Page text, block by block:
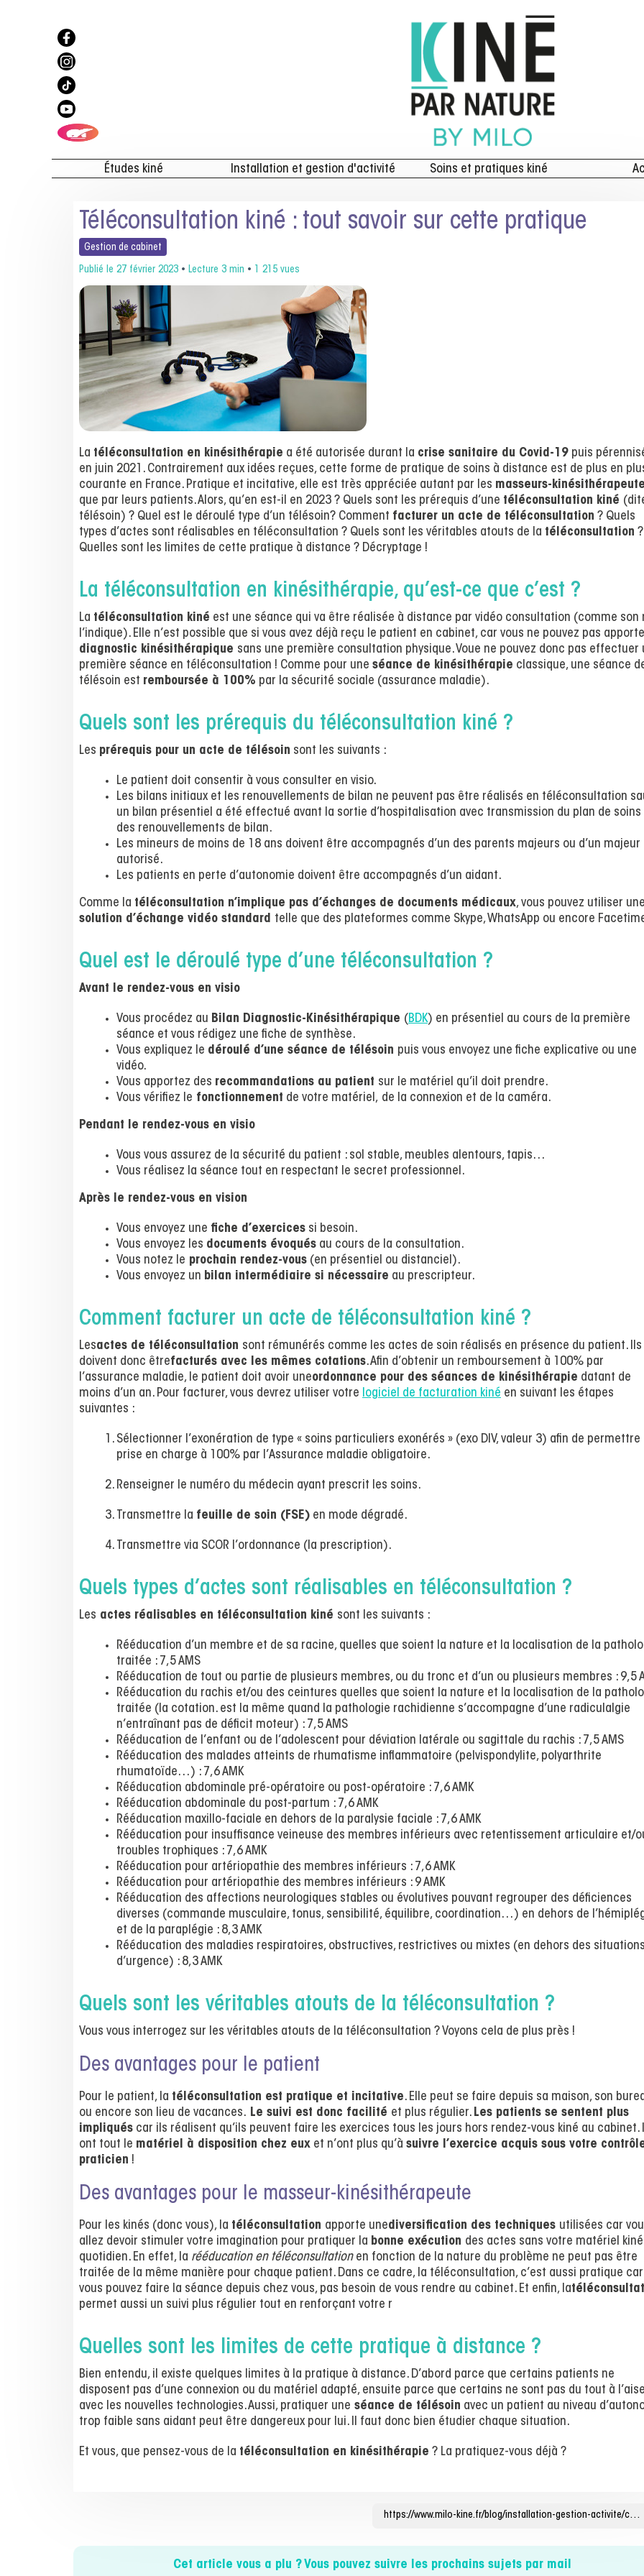
Études kiné Installation et gestion d'activité Soins et pratiques kiné
Téléconsultation kiné : tout savoir sur cette pratique
Gestion de cabinet
Publié le 27 février 2023 • Lecture 3 min • 1 215 vues
La téléconsultation en kinésithérapie a été autorisée durant la crise sanitaire du Covid-19 puis
en juin 2021. Contrairement aux idées reçues, cette forme de pratique de soins à distance est de plus en
courante en France. Pratique et incitative, elle est très appréciée autant par les masseurs-
que par leurs patients. Alors, qu’en est-il en 2023 ? Quels sont les prérequis d’une téléconsultation kiné
télésoin) ? Quel est le déroulé type d’un télésoin? Comment facturer un acte de téléconsultation ? Quels
types d’actes sont réalisables en téléconsultation ? Quels sont les véritables atouts de la téléconsultation ?
Quelles sont les limites de cette pratique à distance ? Décryptage !
La téléconsultation en kinésithérapie, qu’est-ce que c’est ?
La téléconsultation kiné est une séance qui va être réalisée à distance par vidéo consultation (comme son
l’indique). Elle n’est possible que si vous avez déjà reçu le patient en cabinet, car vous ne pouvez pas
diagnostic kinésithérapique sans une première consultation physique. Voue ne pouvez donc pas effectuer
première séance en téléconsultation ! Comme pour une séance de kinésithérapie classique, une séance
télésoin est remboursée à 100% par la sécurité sociale (assurance maladie).
Quels sont les prérequis du téléconsultation kiné ?
Les prérequis pour un acte de télésoin sont les suivants :
Le patient doit consentir à vous consulter en visio.
Les bilans initiaux et les renouvellements de bilan ne peuvent pas être réalisés en téléconsultation
un bilan présentiel a été effectué avant la sortie d’hospitalisation avec transmission du plan de soins
des renouvellements de bilan.
Les mineurs de moins de 18 ans doivent être accompagnés d’un des parents majeurs ou d’un majeur
autorisé.
Les patients en perte d’autonomie doivent être accompagnés d’un aidant.
Comme la téléconsultation n’implique pas d’échanges de documents médicaux, vous pouvez utiliser
solution d’échange vidéo standard telle que des plateformes comme Skype, WhatsApp ou encore
Quel est le déroulé type d’une téléconsultation ?
Avant le rendez-vous en visio
Vous procédez au Bilan Diagnostic-Kinésithérapique (BDK) en présentiel au cours de la première
séance et vous rédigez une fiche de synthèse.
Vous expliquez le déroulé d’une séance de télésoin puis vous envoyez une fiche explicative ou une
vidéo.
Vous apportez des recommandations au patient sur le matériel qu’il doit prendre.
Vous vérifiez le fonctionnement de votre matériel, de la connexion et de la caméra.
Pendant le rendez-vous en visio
Vous vous assurez de la sécurité du patient : sol stable, meubles alentours, tapis…
Vous réalisez la séance tout en respectant le secret professionnel.
Après le rendez-vous en vision
Vous envoyez une fiche d’exercices si besoin.
Vous envoyez les documents évoqués au cours de la consultation.
Vous notez le prochain rendez-vous (en présentiel ou distanciel).
Vous envoyez un bilan intermédiaire si nécessaire au prescripteur.
Comment facturer un acte de téléconsultation kiné ?
Lesactes de téléconsultation sont rémunérés comme les actes de soin réalisés en présence du patient. Ils
doivent donc êtrefacturés avec les mêmes cotations. Afin d’obtenir un remboursement à 100% par
l’assurance maladie, le patient doit avoir uneordonnance pour des séances de kinésithérapie datant de
moins d’un an. Pour facturer, vous devrez utiliser votre logiciel de facturation kiné en suivant les étapes
suivantes :
Sélectionner l’exonération de type « soins particuliers exonérés » (exo DIV, valeur 3) afin de permettre
prise en charge à 100% par l’Assurance maladie obligatoire.
Renseigner le numéro du médecin ayant prescrit les soins.
Transmettre la feuille de soin (FSE) en mode dégradé.
Transmettre via SCOR l’ordonnance (la prescription).
Quels types d’actes sont réalisables en téléconsultation ?
Les actes réalisables en téléconsultation kiné sont les suivants :
Rééducation d’un membre et de sa racine, quelles que soient la nature et la localisation de la
traitée : 7,5 AMS
Rééducation de tout ou partie de plusieurs membres, ou du tronc et d’un ou plusieurs membres : 9,5
Rééducation du rachis et/ou des ceintures quelles que soient la nature et la localisation de la
traitée (la cotation. est la même quand la pathologie rachidienne s’accompagne d’une radiculalgie
n’entraînant pas de déficit moteur) : 7,5 AMS
Rééducation de l’enfant ou de l’adolescent pour déviation latérale ou sagittale du rachis : 7,5 AMS
Rééducation des malades atteints de rhumatisme inflammatoire (pelvispondylite, polyarthrite
rhumatoïde…) : 7,6 AMK
Rééducation abdominale pré-opératoire ou post-opératoire : 7,6 AMK
Rééducation abdominale du post-partum : 7,6 AMK
Rééducation maxillo-faciale en dehors de la paralysie faciale : 7,6 AMK
Rééducation pour insuffisance veineuse des membres inférieurs avec retentissement articulaire et/
troubles trophiques : 7,6 AMK
Rééducation pour artériopathie des membres inférieurs : 7,6 AMK
Rééducation pour artériopathie des membres inférieurs : 9 AMK
Rééducation des affections neurologiques stables ou évolutives pouvant regrouper des déficiences
diverses (commande musculaire, tonus, sensibilité, équilibre, coordination…) en dehors de
et de la paraplégie : 8,3 AMK
Rééducation des maladies respiratoires, obstructives, restrictives ou mixtes (en dehors des
d’urgence) : 8,3 AMK
Quels sont les véritables atouts de la téléconsultation ?
Vous vous interrogez sur les véritables atouts de la téléconsultation ? Voyons cela de plus près !
Des avantages pour le patient
Pour le patient, la téléconsultation est pratique et incitative. Elle peut se faire depuis sa maison, son
ou encore son lieu de vacances. Le suivi est donc facilité et plus régulier. Les patients se sentent plus
impliqués car ils réalisent qu’ils peuvent faire les exercices tous les jours hors rendez-vous kiné au cabinet.
ont tout le matériel à disposition chez eux et n’ont plus qu’à suivre l’exercice acquis sous votre
praticien !
Des avantages pour le masseur-kinésithérapeute
Pour les kinés (donc vous), la téléconsultation apporte unediversification des techniques utilisées car
allez devoir stimuler votre imagination pour pratiquer la bonne exécution des actes sans votre matériel
quotidien. En effet, la rééducation en téléconsultationen fonction de la nature du problème ne peut pas être
traitée de la même manière pour chaque patient. Dans ce cadre, la téléconsultation, c’est aussi pratique car
vous pouvez faire la séance depuis chez vous, pas besoin de vous rendre au cabinet. Et enfin, la
permet aussi un suivi plus régulier tout en renforçant votre r
Quelles sont les limites de cette pratique à distance ?
Bien entendu, il existe quelques limites à la pratique à distance. D’abord parce que certains patients ne
disposent pas d’une connexion ou du matériel adapté, ensuite parce que certains ne sont pas du tout à
avec les nouvelles technologies. Aussi, pratiquer une séance de télésoin avec un patient au niveau
trop faible sans aidant peut être dangereux pour lui. Il faut donc bien étudier chaque situation.
Et vous, que pensez-vous de la téléconsultation en kinésithérapie ? La pratiquez-vous déjà ?
Cet article vous a plu ? Vous pouvez suivre les prochains sujets par mail